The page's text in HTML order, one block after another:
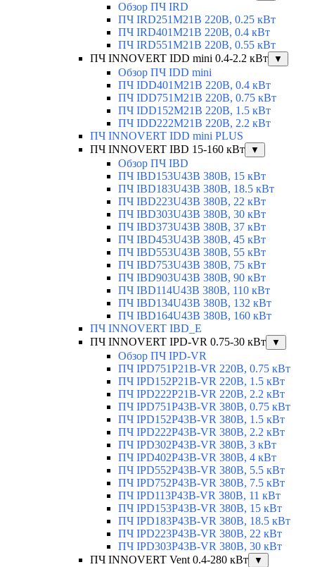
Обзор ПЧ IRD
ПЧ IRD251M21B 220В, 0.25 кВт
ПЧ IRD401M21B 220В, 0.4 кВт
ПЧ IRD551M21B 220В, 0.55 кВт
ПЧ INNOVERT IDD mini 0.4-2.2 кВт
▼
Обзор ПЧ IDD mini
ПЧ IDD401M21B 220В, 0.4 кВт
ПЧ IDD751M21B 220В, 0.75 кВт
ПЧ IDD152M21B 220В, 1.5 кВт
ПЧ IDD222M21B 220В, 2.2 кВт
ПЧ INNOVERT IDD mini PLUS
ПЧ INNOVERT IBD 15-160 кВт
▼
Обзор ПЧ IBD
ПЧ IBD153U43B 380В, 15 кВт
ПЧ IBD183U43B 380В, 18.5 кВт
ПЧ IBD223U43B 380В, 22 кВт
ПЧ IBD303U43B 380В, 30 кВт
ПЧ IBD373U43B 380В, 37 кВт
ПЧ IBD453U43B 380В, 45 кВт
ПЧ IBD553U43B 380В, 55 кВт
ПЧ IBD753U43B 380В, 75 кВт
ПЧ IBD903U43B 380В, 90 кВт
ПЧ IBD114U43B 380В, 110 кВт
ПЧ IBD134U43B 380В, 132 кВт
ПЧ IBD164U43B 380В, 160 кВт
ПЧ INNOVERT IBD_E
ПЧ INNOVERT IPD-VR 0.75-30 кВт
▼
Обзор ПЧ IPD-VR
ПЧ IPD751P21B-VR 220В, 0.75 кВт
ПЧ IPD152P21B-VR 220В, 1.5 кВт
ПЧ IPD222P21B-VR 220В, 2.2 кВт
ПЧ IPD751P43B-VR 380В, 0.75 кВт
ПЧ IPD152P43B-VR 380В, 1.5 кВт
ПЧ IPD222P43B-VR 380В, 2.2 кВт
ПЧ IPD302P43B-VR 380В, 3 кВт
ПЧ IPD402P43B-VR 380В, 4 кВт
ПЧ IPD552P43B-VR 380В, 5.5 кВт
ПЧ IPD752P43B-VR 380В, 7.5 кВт
ПЧ IPD113P43B-VR 380В, 11 кВт
ПЧ IPD153P43B-VR 380В, 15 кВт
ПЧ IPD183P43B-VR 380В, 18.5 кВт
ПЧ IPD223P43B-VR 380В, 22 кВт
ПЧ IPD303P43B-VR 380В, 30 кВт
ПЧ INNOVERT Vent 0.4-280 кВт
▼